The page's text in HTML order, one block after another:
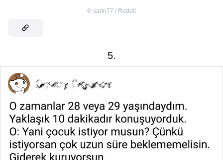
© sarin77 / Reddit
5.